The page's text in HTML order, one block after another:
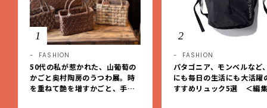
1
FASHION
50代の私が惹かれた、山葡萄の
かごと奥村陶房のうつわ展。時
を重ねて艶を増すかごと、手仕
2
FASHION
パタゴニア、モンベルなど
にも毎日の生活にも大活躍
すすめリュック5選 ＜編